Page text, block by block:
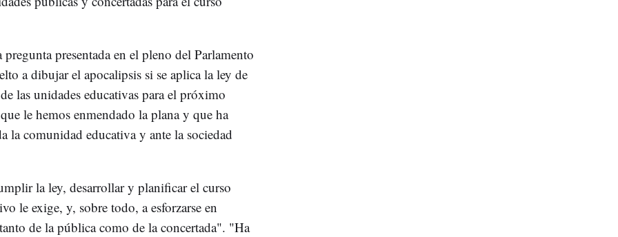
presentada en el pleno del Parlamento
a dibujar el apocalipsis si se aplica la ley de
las unidades educativas para el próximo
le hemos enmendado la plana y que ha
la comunidad educativa y ante la sociedad
la ley, desarrollar y planificar el curso
le exige, y, sobre todo, a esforzarse en
de la pública como de la concertada". "Ha